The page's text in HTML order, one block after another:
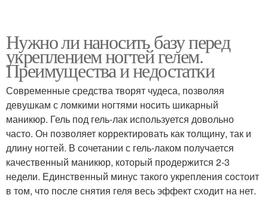
Нужно ли наносить базу перед
укреплением ногтей гелем.
Преимущества и недостатки
Современные средства творят чудеса, позволяя
девушкам с ломкими ногтями носить шикарный
маникюр. Гель под гель-лак используется довольно
часто. Он позволяет корректировать как толщину, так и
длину ногтей. В сочетании с гель-лаком получается
качественный маникюр, который продержится 2-3
недели. Единственный минус такого укрепления состоит
в том, что после снятия геля весь эффект сходит на нет.